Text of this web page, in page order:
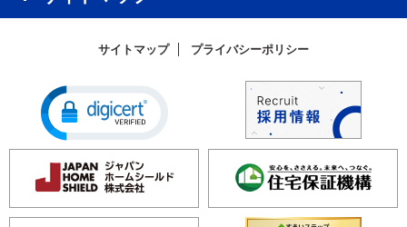
サイトマップ プライバシーポリシー